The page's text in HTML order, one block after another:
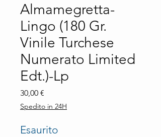
Almamegretta-
Lingo (180 Gr.
Vinile Turchese
Numerato Limited
Edt.)-Lp
30,00 €
Spedito in 24H
Esaurito